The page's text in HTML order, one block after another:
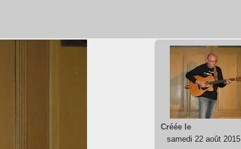
Créée le
samedi 22 août 2015